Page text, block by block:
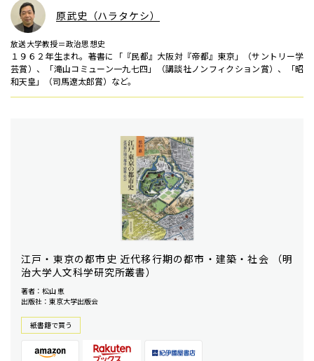
原武史（ハラタケシ）
放送大学教授＝政治思想史
１９６２年生まれ。著書に「『民都』大阪対『帝都』東京」（サントリー学
芸賞）、「滝山コミューン一九七四」（講談社ノンフィクション賞）、「昭
和天皇」（司馬遼太郎賞）など。
江戸・東京の都市史 近代移行期の都市・建築・社会 （明
治大学人文科学研究所叢書）
著者：松山 恵
出版社：東京大学出版会
紙書籍で買う